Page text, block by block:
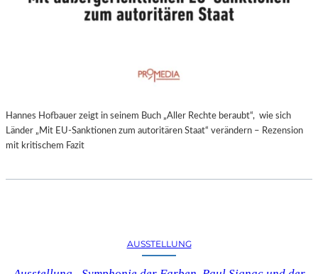
Hannes Hofbauer zeigt in seinem Buch „Aller Rechte beraubt“, wie sich
Länder „Mit EU-Sanktionen zum autoritären Staat“ verändern – Rezension
mit kritischem Fazit
AUSSTELLUNG